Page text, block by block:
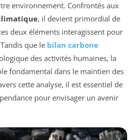
environnement. Confrontés aux
, il devient primordial de
deux éléments interagissent pour
que le bilan carbone
des activités humaines, la
fondamental dans le maintien des
cette analyse, il est essentiel de
pour envisager un avenir